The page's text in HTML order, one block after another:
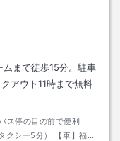
まで徒歩15分。駐車
アウト11時まで無料
ス停の目の前で便利
クシー5分） 【車】福岡